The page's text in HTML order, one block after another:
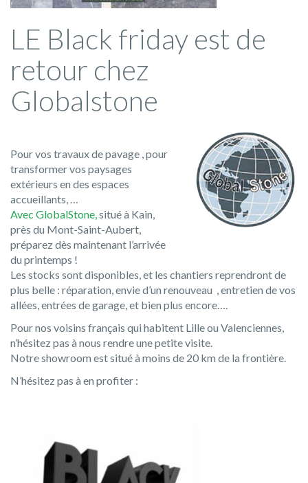
LE Black friday est de
retour chez
Globalstone
Pour vos travaux de pavage , pour
transformer vos paysages
extérieurs en des espaces
accueillants, …
Avec GlobalStone,situé à Kain,
près du Mont-Saint-Aubert,
préparez dès maintenant l’arrivée
du printemps !
Les stocks sont disponibles, et les chantiers reprendront de
plus belle : réparation, envie d’un renouveau , entretien de vos
allées, entrées de garage, et bien plus encore….
Pour nos voisins français qui habitent Lille ou Valenciennes,
n’hésitez pas à nous rendre une petite visite.
Notre showroom est situé à moins de 20 km de la frontière.
N’hésitez pas à en profiter :